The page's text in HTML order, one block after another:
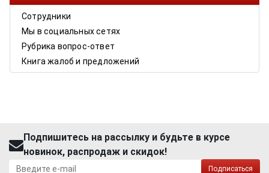
Сотрудники
Мы в социальных сетях
Рубрика вопрос-ответ
Книга жалоб и предложений
Подпишитесь на рассылку и будьте в курсе
новинок, распродаж и скидок!
Подписаться